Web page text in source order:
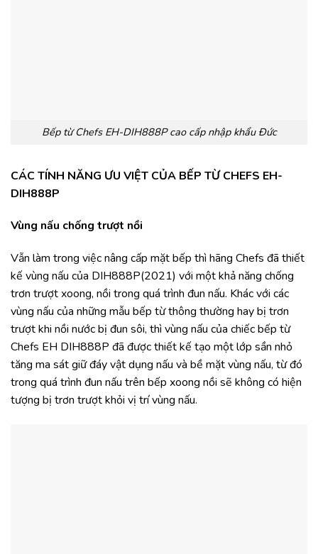
Bếp từ Chefs EH-DIH888P cao cấp nhập khẩu Đức
CÁC TÍNH NĂNG ƯU VIỆT CỦA BẾP TỪ CHEFS EH-
DIH888P
Vùng nấu chống trượt nồi
Vẫn làm trong việc nâng cấp mặt bếp thì hãng Chefs đã thiết
kế vùng nấu của DIH888P(2021) với một khả năng chống
trơn trượt xoong, nồi trong quá trình đun nấu. Khác với các
vùng nấu của những mẫu bếp từ thông thường hay bị trơn
trượt khi nồi nước bị đun sôi, thì vùng nấu của chiếc bếp từ
Chefs EH DIH888P đã được thiết kế tạo một lớp sần nhỏ
tăng ma sát giữ đáy vật dụng nấu và bề mặt vùng nấu, từ đó
trong quá trình đun nấu trên bếp xoong nồi sẽ không có hiện
tượng bị trơn trượt khỏi vị trí vùng nấu.